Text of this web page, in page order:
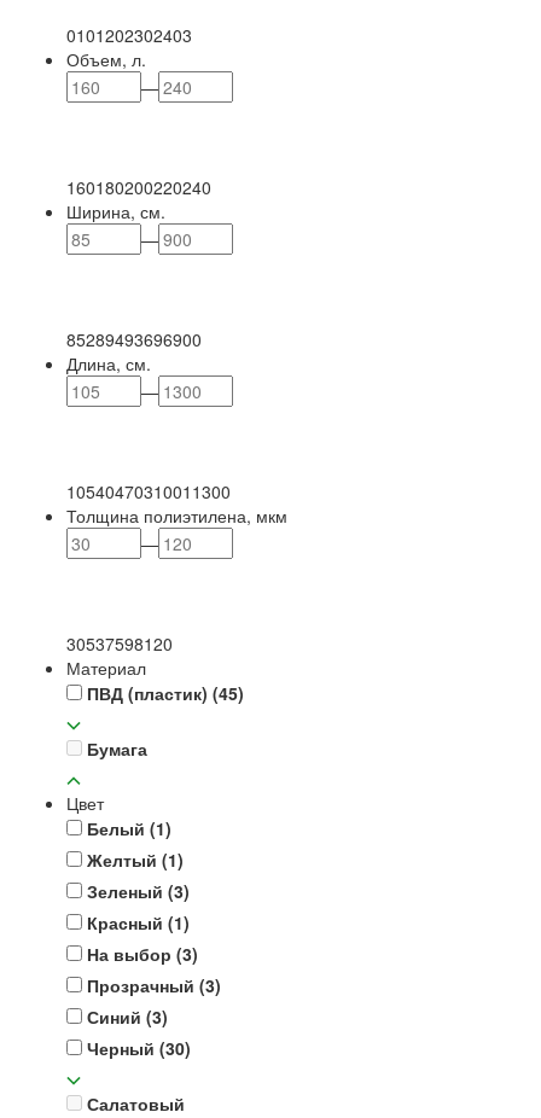
0101202302403
Объем, л.
—
160180200220240
Ширина, см.
—
85289493696900
Длина, см.
—
1054047031001 1300
Толщина полиэтилена, мкм
—
30537598120
Материал
ПВД (пластик) (45)
Бумага
Цвет
Белый (1)
Желтый (1)
Зеленый (3)
Красный (1)
На выбор (3)
Прозрачный (3)
Синий (3)
Черный (30)
Салатовый